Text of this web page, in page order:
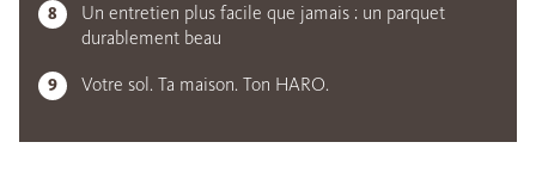
Un entretien plus facile que jamais : un parquet
durablement beau
Votre sol. Ta maison. Ton HARO.